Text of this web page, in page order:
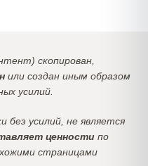
скопирован,
или создан иным образом
усилий.
без усилий, не является
ценности по
страницами